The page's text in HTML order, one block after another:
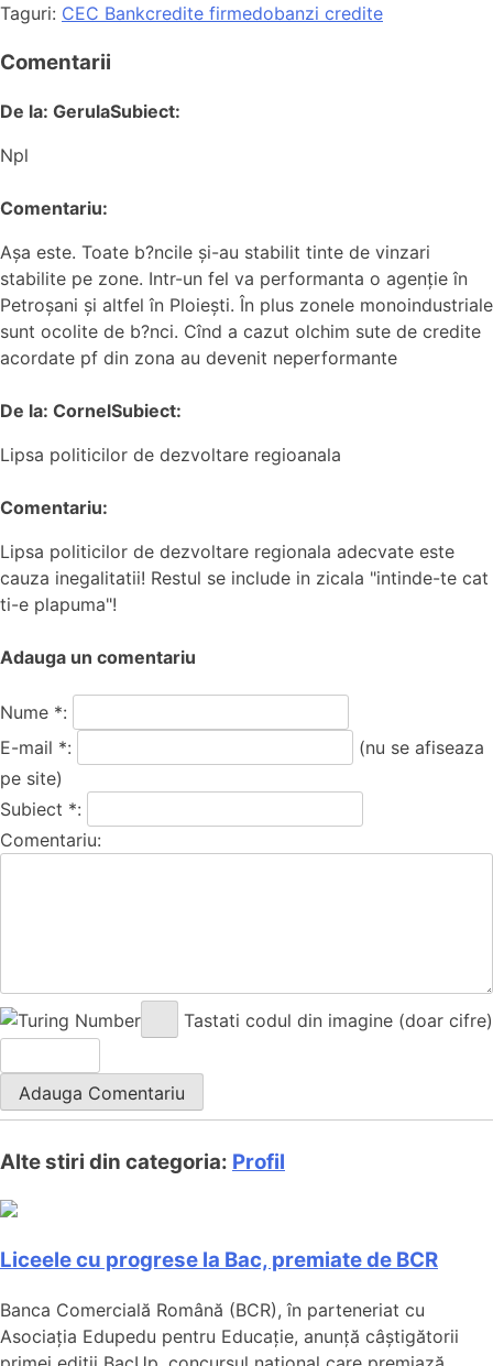
Taguri: CEC Bankcredite firmedobanzi credite
Comentarii
De la: GerulaSubiect:
Npl
Comentariu:
Așa este. Toate b?ncile și-au stabilit tinte de vinzari
stabilite pe zone. Intr-un fel va performanta o agenție în
Petroșani și altfel în Ploiești. În plus zonele monoindustriale
sunt ocolite de b?nci. Cînd a cazut olchim sute de credite
acordate pf din zona au devenit neperformante
De la: CornelSubiect:
Lipsa politicilor de dezvoltare regioanala
Comentariu:
Lipsa politicilor de dezvoltare regionala adecvate este
cauza inegalitatii! Restul se include in zicala "intinde-te cat
ti-e plapuma"!
Adauga un comentariu
Nume *:
E-mail *:
(nu se afiseaza
pe site)
Subiect *:
Comentariu:
Tastati codul din imagine (doar cifre)
Alte stiri din categoria: Profil
Liceele cu progrese la Bac, premiate de BCR
Banca Comercială Română (BCR), în parteneriat cu
Asociația Edupedu pentru Educație, anunță câștigătorii